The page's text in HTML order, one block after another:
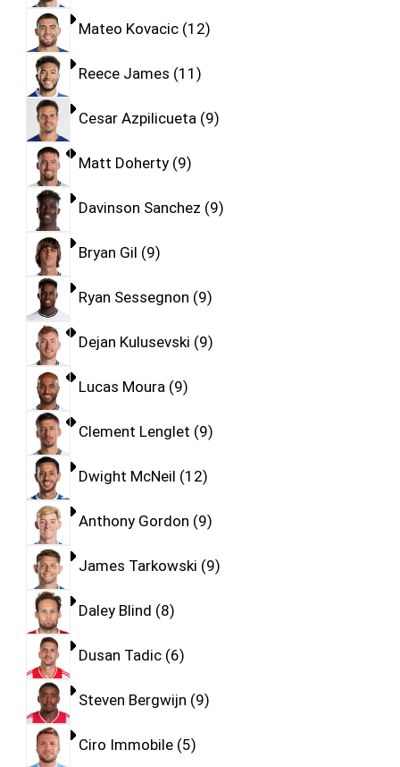
Mateo Kovacic 12
Reece James 11
Cesar Azpilicueta 9
Matt Doherty 9
Davinson Sanchez 9
Bryan Gil 9
Ryan Sessegnon 9
Dejan Kulusevski 9
Lucas Moura 9
Clement Lenglet 9
Dwight McNeil 12
Anthony Gordon 9
James Tarkowski 9
Daley Blind 8
Dusan Tadic 6
Steven Bergwijn 9
Ciro Immobile 5